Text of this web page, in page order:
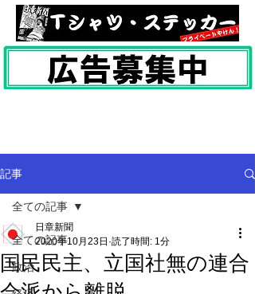
記事
全ての記事
政治
全ての記事
国民民主、立国社無の連合
日章新聞
2020年10月23日 読了時間: 1分